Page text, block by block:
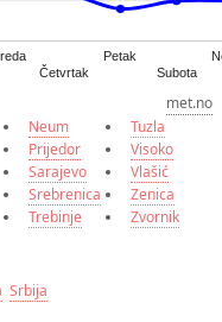
Četvrtak
Petak
Subota
met.no
Neum
Prijedor
Sarajevo
Srebrenica
Trebinje
Tuzla
Visoko
Vlašić
Zenica
Zvornik
Srbija